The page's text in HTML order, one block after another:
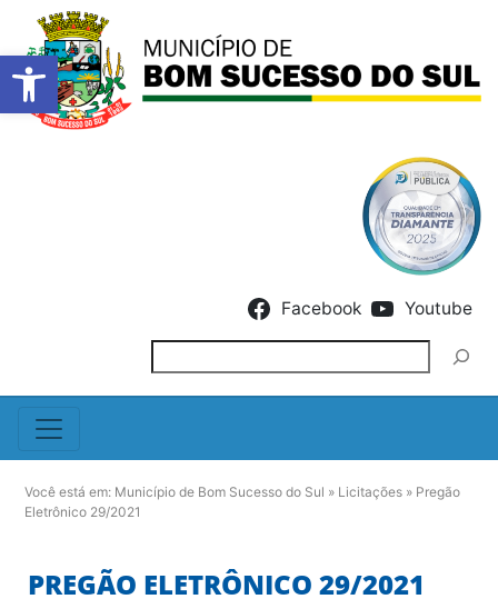
Barra de Ferramentas
Facebook Youtube
Você está em: Município de Bom Sucesso do Sul » Licitações » Pregão
Eletrônico 29/2021
PREGÃO ELETRÔNICO 29/2021